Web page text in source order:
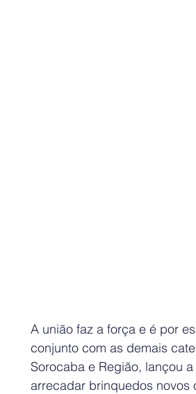
A união faz a força e é por
conjunto com as demais
Sorocaba e Região, lançou
arrecadar brinquedos novos